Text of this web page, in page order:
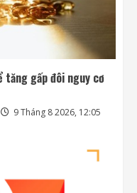
gấp đôi nguy cơ
9 Tháng 8 2026, 12:05